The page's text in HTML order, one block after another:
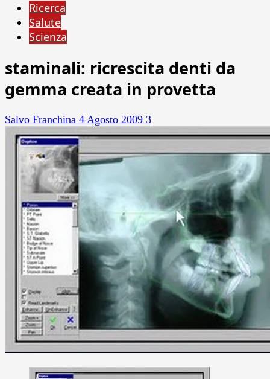
Ricerca
Salute
Scienza
staminali: ricrescita denti da
gemma creata in provetta
Salvo Franchina 4 Agosto 2009 3